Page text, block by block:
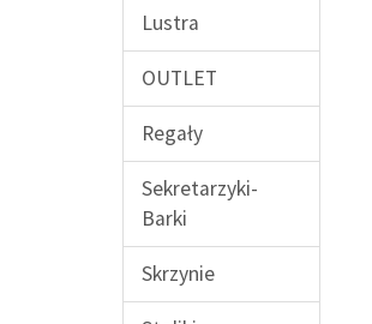
Lustra
OUTLET
Regały
Sekretarzyki-
Barki
Skrzynie